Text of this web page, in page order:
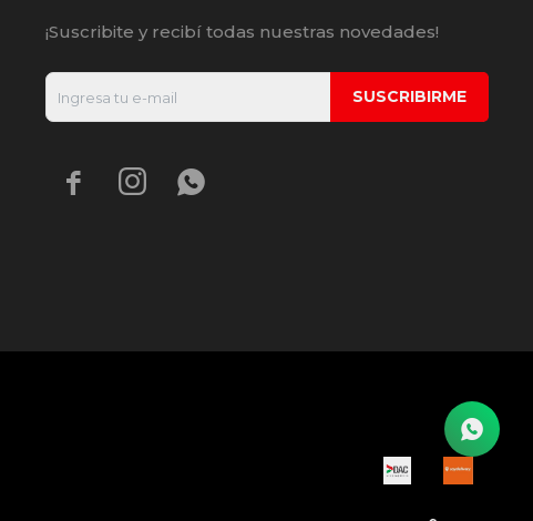
¡Suscribite y recibí todas nuestras novedades!
SUSCRIBIRME
  